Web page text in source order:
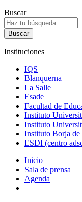
Buscar
Instituciones
IQS
Blanquerna
La Salle
Esade
Facultad de
Instituto
Instituto
Instituto Borja de
ESDI (centro
Inicio
Sala de prensa
Agenda